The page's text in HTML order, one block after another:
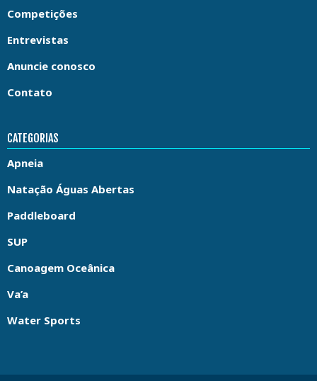
Competições
Entrevistas
Anuncie conosco
Contato
CATEGORIAS
Apneia
Natação Águas Abertas
Paddleboard
SUP
Canoagem Oceânica
Va’a
Water Sports